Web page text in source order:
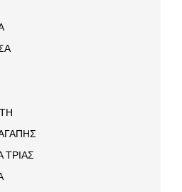
ΤΡΙΑΣ